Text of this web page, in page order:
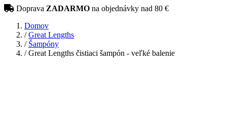
Doprava ZADARMO na objednávky nad 80 €
Domov
/ Great Lengths
/ Šampóny
/Great Lengths čistiaci šampón - veľké balenie